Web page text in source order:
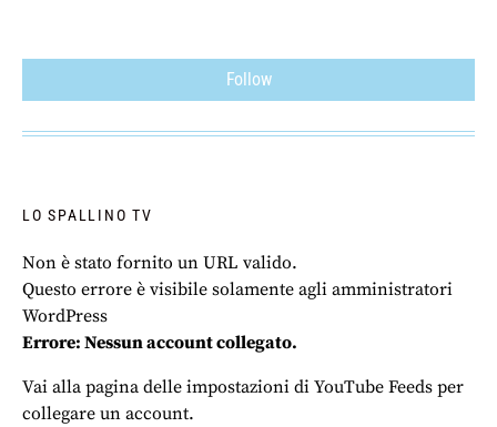
Follow
LO SPALLINO TV
Non è stato fornito un URL valido.
Questo errore è visibile solamente agli amministratori
WordPress
Errore: Nessun account collegato.
Vai alla pagina delle impostazioni di YouTube Feeds per
collegare un account.